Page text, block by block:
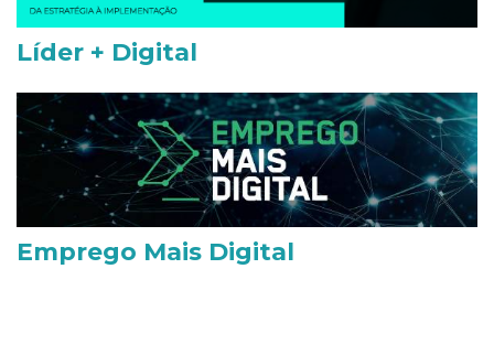
Líder + Digital
Emprego Mais Digital